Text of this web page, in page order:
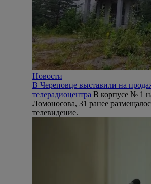
Новости
В Череповце выставили на
телерадиоцентра В корпусе № 1
Ломоносова, 31 ранее
телевидение.